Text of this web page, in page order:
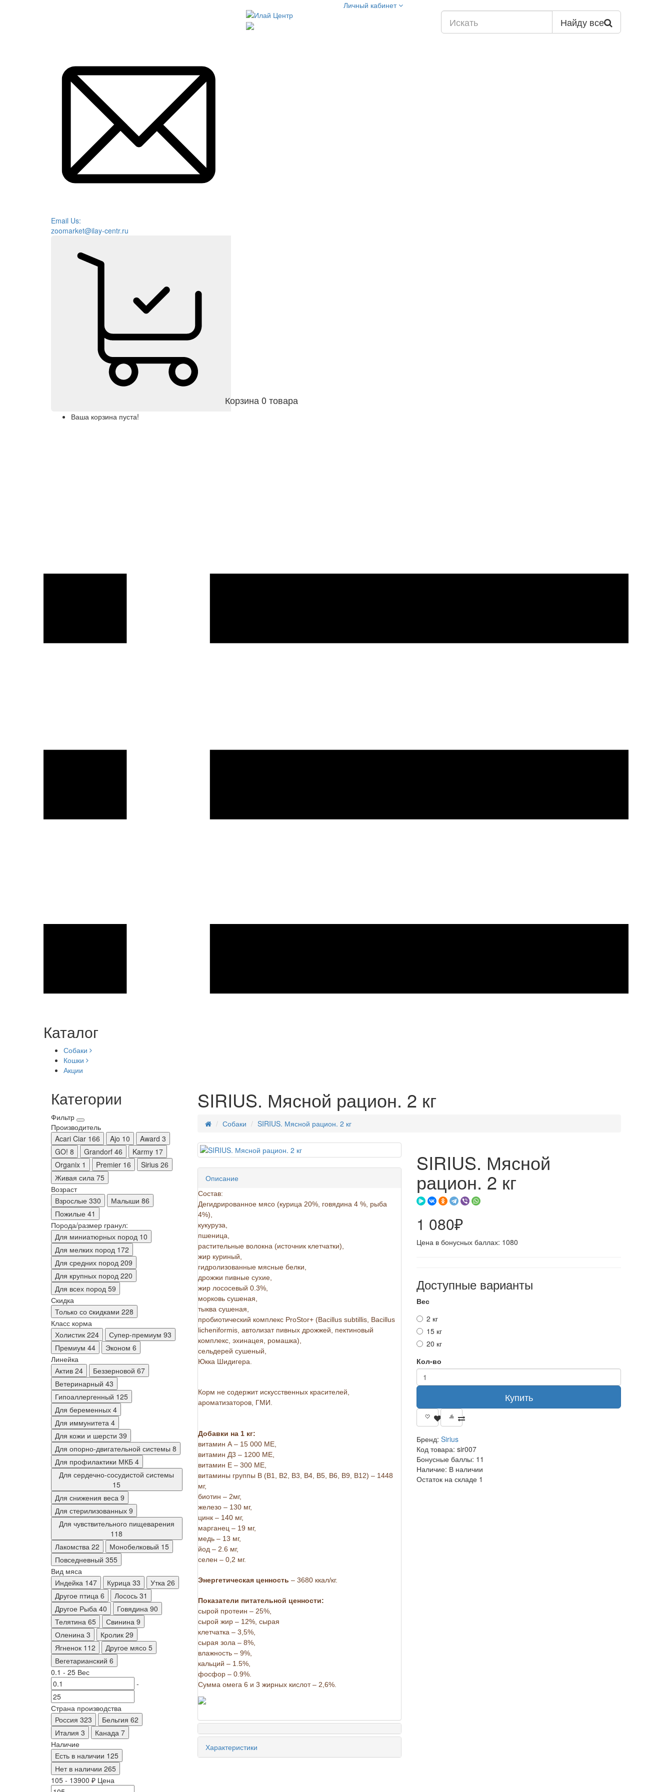
Личный кабинет
Найду все
Email Us:
zoomarket@ilay-centr.ru
Корзина 0 товара
Ваша корзина пуста!
Каталог
Собаки
Кошки
Акции
Категории
Фильтр
Производитель
Acari Ciar 166 Ajo 10 Award 3
GO! 8 Grandorf 46 Karmy 17
Organix 1 Premier 16 Sirius 26
Живая сила 75
Возраст
Взрослые 330 Малыши 86
Пожилые 41
Порода/размер гранул:
Для миниатюрных пород 10
Для мелких пород 172
Для средних пород 209
Для крупных пород 220
Для всех пород 59
Скидка
Только со cкидками 228
Класс корма
Холистик 224 Супер-премиум 93
Премиум 44 Эконом 6
Линейка
Актив 24 Беззерновой 67
Ветеринарный 43
Гипоаллергенный 125
Для беременных 4
Для иммунитета 4
Для кожи и шерсти 39
Для опорно-двигательной системы 8
Для профилактики МКБ 4
Для сердечно-сосудистой системы
15
Для снижения веса 9
Для стерилизованных 9
Для чувствительного пищеварения
118
Лакомства 22 Монобелковый 15
Повседневный 355
Вид мяса
Индейка 147 Курица 33 Утка 26
Другое птица 6 Лосось 31
Другое Рыба 40 Говядина 90
Телятина 65 Свинина 9
Оленина 3 Кролик 29
Ягненок 112 Другое мясо 5
Вегетарианский 6
0.1 - 25 Вес
-
Страна производства
Россия 323 Бельгия 62
Италия 3 Канада 7
Наличие
Есть в наличии 125
Нет в наличии 265
105 - 13900 ₽ Цена
SIRIUS. Мясной рацион. 2 кг
Собаки SIRIUS. Мясной рацион. 2 кг
Описание
Состав:
Дегидрированное мясо (курица 20%, говядина 4 %, рыба
4%),
кукуруза,
пшеница,
растительные волокна (источник клетчатки),
жир куриный,
гидролизованные мясные белки,
дрожжи пивные сухие,
жир лососевый 0.3%,
морковь сушеная,
тыква сушеная,
пробиотический комплекс ProStor+ (Bacillus subtillis, Bacillus
licheniformis, автолизат пивных дрожжей, пектиновый
комплекс, эхинацея, ромашка),
сельдерей сушеный,
Юкка Шидигера.
Корм не содержит искусственных красителей,
ароматизаторов, ГМИ.
Добавки на 1 кг:
витамин А – 15 000 МЕ,
витамин Д3 – 1200 МЕ,
витамин Е – 300 МЕ,
витамины группы В (В1, В2, В3, В4, В5, В6, В9, В12) – 1448
мг,
биотин – 2мг,
железо – 130 мг,
цинк – 140 мг,
марганец – 19 мг,
медь – 13 мг,
йод – 2.6 мг,
селен – 0,2 мг.
Энергетическая ценность – 3680 ккал/кг.
Показатели питательной ценности:
сырой протеин – 25%,
сырой жир – 12%, сырая
клетчатка – 3,5%,
сырая зола – 8%,
влажность – 9%,
кальций – 1.5%,
фосфор – 0.9%.
Сумма омега 6 и 3 жирных кислот – 2,6%.
Характеристики
SIRIUS. Мясной
рацион. 2 кг
1 080₽
Цена в бонусных баллах: 1080
Доступные варианты
Вес
2 кг
15 кг
20 кг
Кол-во
Купить
Бренд: Sirius
Код товара: sir007
Бонусные баллы: 11
Наличие: В наличии
Остаток на складе 1